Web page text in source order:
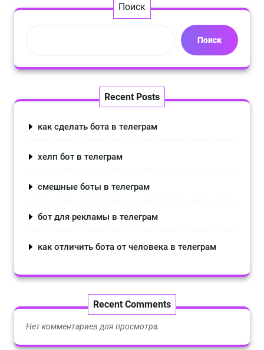
Поиск
Поиск
Recent Posts
как сделать бота в телеграм
хелп бот в телеграм
смешные боты в телеграм
бот для рекламы в телеграм
как отличить бота от человека в телеграм
Recent Comments
Нет комментариев для просмотра.